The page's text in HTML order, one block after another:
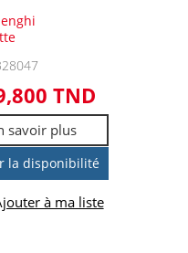
TND
savoir plus
la disponibilité
à ma liste